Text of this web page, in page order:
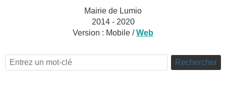
Mairie de Lumio
2014 - 2020
Version : Mobile /Web
Rechercher